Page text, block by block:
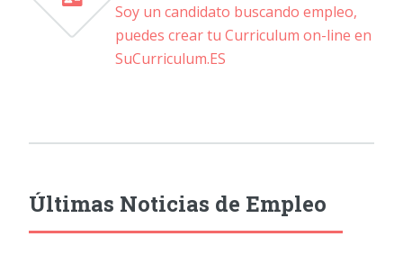
Soy un candidato buscando empleo,
puedes crear tu Curriculum on-line en
SuCurriculum.ES
Últimas Noticias de Empleo